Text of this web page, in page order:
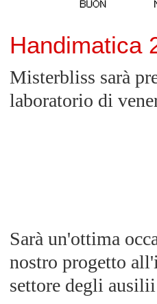
Handimatica
Misterbliss sarà
laboratorio di
Sarà un'ottima
nostro progetto
settore degli